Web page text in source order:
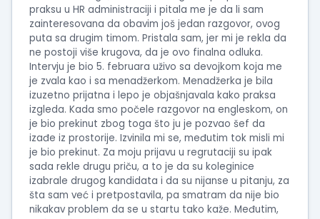
praksu u HR administraciji i pitala me je da li sam
zainteresovana da obavim još jedan razgovor, ovog
puta sa drugim timom. Pristala sam, jer mi je rekla da
ne postoji više krugova, da je ovo finalna odluka.
Intervju je bio 5. februara uživo sa devojkom koja me
je zvala kao i sa menadžerkom. Menadžerka je bila
izuzetno prijatna i lepo je objašnjavala kako praksa
izgleda. Kada smo počele razgovor na engleskom, on
je bio prekinut zbog toga što ju je pozvao šef da
izađe iz prostorije. Izvinila mi se, međutim tok misli mi
je bio prekinut. Za moju prijavu u regrutaciji su ipak
sada rekle drugu priču, a to je da su koleginice
izabrale drugog kandidata i da su nijanse u pitanju, za
šta sam već i pretpostavila, pa smatram da nije bio
nikakav problem da se u startu tako kaže. Međutim,